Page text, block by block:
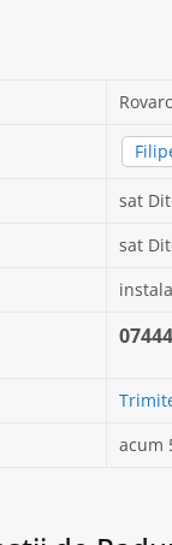
sat
sat
acum